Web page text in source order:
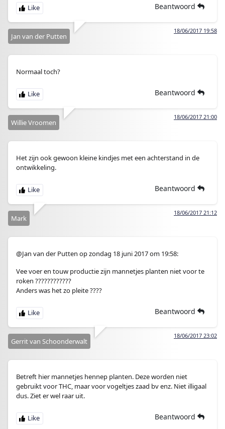
Beantwoord
18/06/2017 19:58
Jan van der Putten
Normaal toch?
Beantwoord
18/06/2017 21:00
Willie Vroomen
Het zijn ook gewoon kleine kindjes met een achterstand in de
ontwikkeling.
Beantwoord
18/06/2017 21:12
Mark
@Jan van der Putten op zondag 18 juni 2017 om 19:58:
Vee voer en touw productie zijn mannetjes planten niet voor te
roken ????????????
Anders was het zo pleite ????
Beantwoord
18/06/2017 23:02
Gerrit van Schoonderwalt
Betreft hier mannetjes hennep planten. Deze worden niet
gebruikt voor THC, maar voor vogeltjes zaad bv enz. Niet illigaal
dus. Ziet er wel raar uit.
Beantwoord